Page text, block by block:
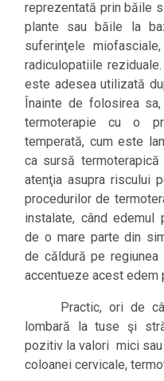
reprezentată prin băile
plante sau băile la
suferinţele
radiculopatiile
este adesea utilizată
Înainte de folosirea
termoterapie cu o
temperată, cum este
ca sursă
atenţia asupra riscului
procedurilor de
instalate, când edemul
de o mare parte din
de căldură pe
accentueze acest edem
Practic, ori de
lombară la tuse şi
pozitiv la valori mici
coloanei cervicale,